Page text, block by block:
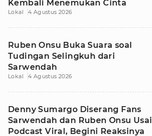
Kembali Menemukan Cinta
Lokal 4 Agustus 2026
Ruben Onsu Buka Suara soal
Tudingan Selingkuh dari
Sarwendah
Lokal 4 Agustus 2026
Denny Sumargo Diserang Fans
Sarwendah dan Ruben Onsu Usai
Podcast Viral, Begini Reaksinya